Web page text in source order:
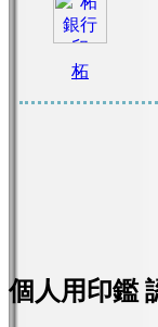
柘
個人用印鑑